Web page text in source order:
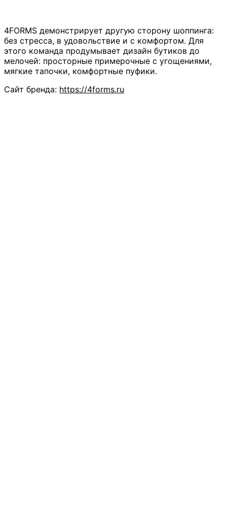
4FORMS демонстрирует другую сторону шоппинга:
без стресса, в удовольствие и с комфортом. Для
этого команда продумывает дизайн бутиков до
мелочей: просторные примерочные с угощениями,
мягкие тапочки, комфортные пуфики.
Сайт бренда: https://4forms.ru